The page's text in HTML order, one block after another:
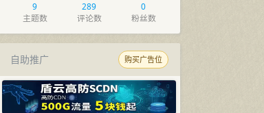
9
主题数
289
评论数
0
粉丝数
自助推广 购买广告位